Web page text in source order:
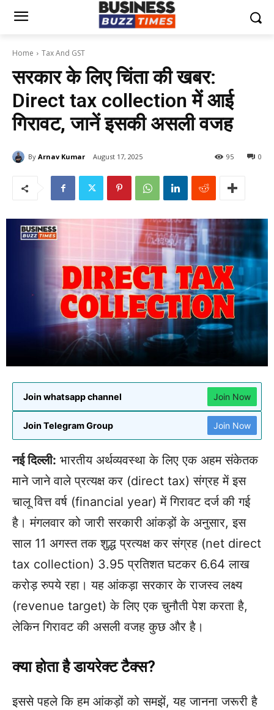
Home Tax And GST
सरकार के लिए चिंता की खबर:
Direct tax collection में आई
गिरावट, जानें इसकी असली वजह
By Arnav Kumar August 17, 2025 0
95
Join whatsapp channel Join Now
Join Telegram Group Join Now
नई दिल्ली: भारतीय अर्थव्यवस्था के लिए एक अहम संकेतक
माने जाने वाले प्रत्यक्ष कर (direct tax) संग्रह में इस
चालू वित्त वर्ष (financial year) में गिरावट दर्ज की गई
है। मंगलवार को जारी सरकारी आंकड़ों के अनुसार, इस
साल 11 अगस्त तक शुद्ध प्रत्यक्ष कर संग्रह (net direct
tax collection) 3.95 प्रतिशत घटकर 6.64 लाख
करोड़ रुपये रहा। यह आंकड़ा सरकार के राजस्व लक्ष्य
(revenue target) के लिए एक चुनौती पेश करता है,
लेकिन गिरावट की असली वजह कुछ और है।
क्या होता है डायरेक्ट टैक्स?
इससे पहले कि हम आंकड़ों को समझें, यह जानना जरूरी है